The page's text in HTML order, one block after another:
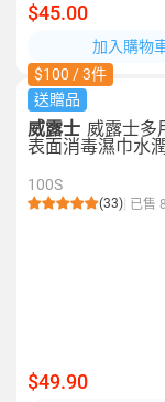
$45.00
加入購物
$100 / 3件
送贈品
威露士 威露士多
表面消毒濕巾水
100S
(33) 已售
$49.90